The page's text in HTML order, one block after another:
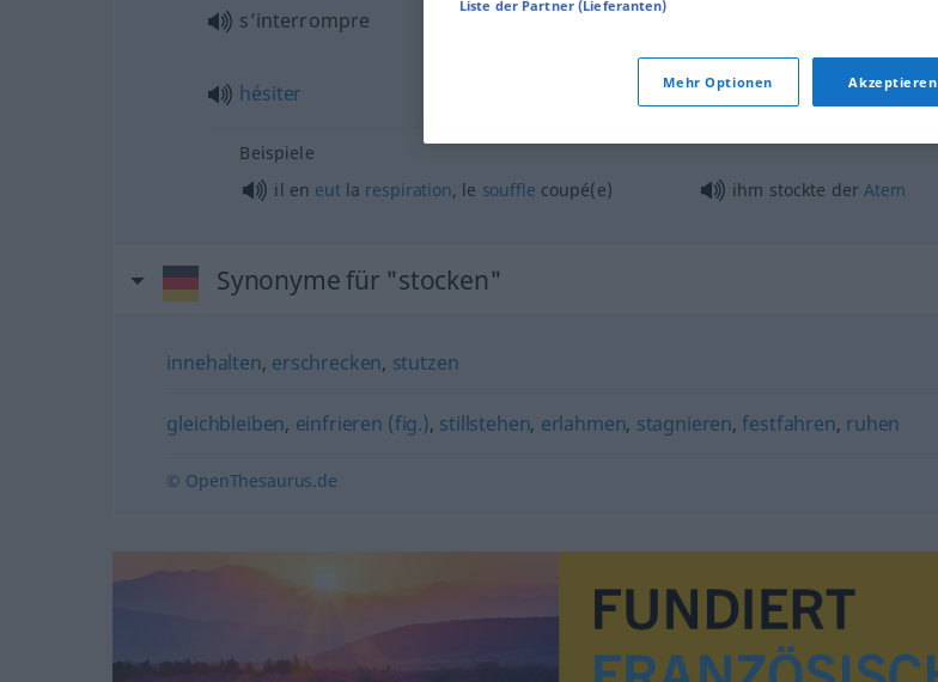
s’interrompre
hésiter stocken beim Sprechen
Beispiele
il en eutla respiration, le souffle coupé(e) ihm stockte der Atem
Synonyme für "stocken"
innehalten, erschrecken, stutzen
gleichbleiben, einfrieren (fig.), stillstehen, erlahmen, stagnieren,festfahren, ruhen
© OpenThesaurus.de
Liste der Partner (Lieferanten)
Mehr Optionen Akzeptieren